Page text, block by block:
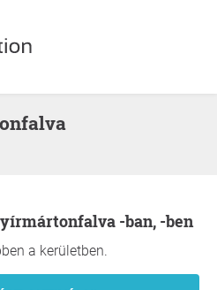
-ban, -ben
a kerületben.